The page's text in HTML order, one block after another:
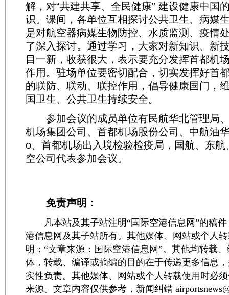
解，对“共建共享、全民健康” 建设健康中国
识。课间，各单位互相探讨公共卫生、病媒
是对航空器病媒生物防控、水质监测、疫情
了深入探讨。通过学习，大家对新知识、新
目一新，收获很大，表示要充分发挥首都机
作用。驻场单位要密切配合，切实发挥好首
的联防、联动、联控作用，倡导健康国门，
国卫生、公共卫生持续安全。
参加会议的成员单位有民航华北管理局
机场集团公司、首都机场股份公司、中航油
o、首都机场出入境检验检疫局，国航、东
空公司代表参加会议。
免责声明：
凡本站及其子站注明“国际空港信息网”的稿件
港信息网及其子站所有。其他媒体、网站或个人
明：“文章来源：国际空港信息网”。其他均转载
体，转载、编译或摘编的目的在于传递更多信息
实性负责。其他媒体、网站或个人转载使用时必
来源。文章内容仅供参考，新闻纠错